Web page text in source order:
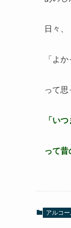
日々、
「よか
って思
「い
って昔
アルコ